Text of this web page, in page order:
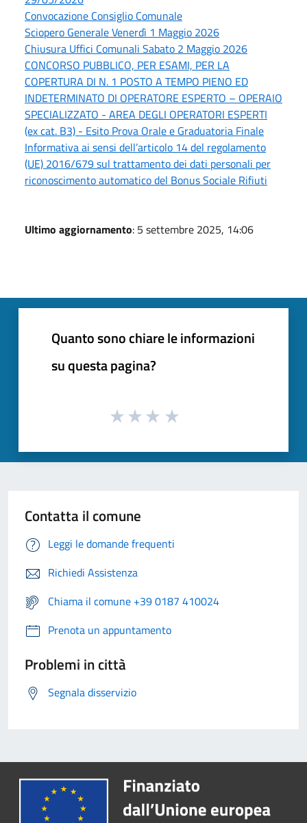
Convocazione Consiglio Comunale
Sciopero Generale Venerdì 1 Maggio 2026
Chiusura Uffici Comunali Sabato 2 Maggio 2026
CONCORSO PUBBLICO, PER ESAMI, PER LA
COPERTURA DI N. 1 POSTO A TEMPO PIENO ED
INDETERMINATO DI OPERATORE ESPERTO – OPERAIO
SPECIALIZZATO - AREA DEGLI OPERATORI ESPERTI
(ex cat. B3) - Esito Prova Orale e Graduatoria Finale
Informativa ai sensi dell’articolo 14 del regolamento
(UE) 2016/679 sul trattamento dei dati personali per
riconoscimento automatico del Bonus Sociale Rifiuti
Ultimo aggiornamento: 5 settembre 2025, 14:06
Quanto sono chiare le informazioni
su questa pagina?
Contatta il comune
Leggi le domande frequenti
Richiedi Assistenza
Chiama il comune +39 0187 410024
Prenota un appuntamento
Problemi in città
Segnala disservizio